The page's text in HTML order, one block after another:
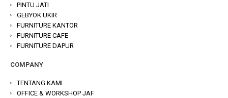
PINTU JATI
GEBYOK UKIR
FURNITURE KANTOR
FURNITURE CAFE
FURNITURE DAPUR
COMPANY
TENTANG KAMI
OFFICE & WORKSHOP JAF